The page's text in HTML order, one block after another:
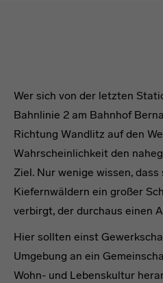
Wer sich von der letzten
Bahnlinie 2 am Bahnhof
Richtung Wandlitz auf den
Wahrscheinlichkeit den
Ziel. Nur wenige wissen, dass
Kiefernwäldern ein großer
verbirgt, der durchaus einen
Hier sollten einst
Umgebung an ein
Wohn- und Lebenskultur